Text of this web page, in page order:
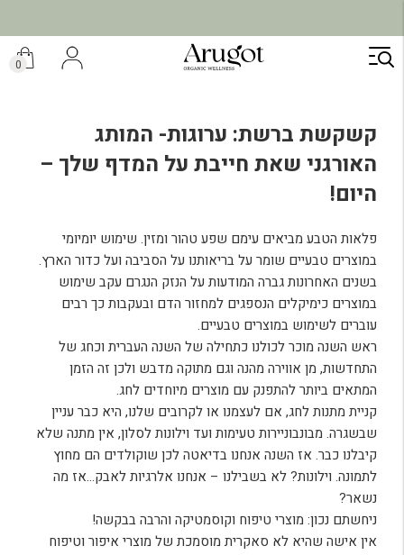
דילוג
לתוכן
0
קשקשת ברשת: ערוגות- המותג
האורגני שאת חייבת על המדף שלך –
היום!
פלאות הטבע מביאים עימם שפע טהור ומזין. שימוש יומיומי
במוצרים טבעיים שומר על בריאותנו על הסביבה ועל כדור הארץ.
בשנים האחרונות גברה המודעות על הנזק הנגרם עקב שימוש
במוצרים כימיקלים הנספגים למחזור הדם ובעקבות כך רבים
עוברים לשימוש במוצרים טבעיים.
ראש השנה מוכר לכולנו כתחילה של השנה העברית וכחג של
התחדשות, מן אווירה מהנה וגם מתוקה מדבש ולכן זה הזמן
המתאים ביותר להתפנק עם מוצרים מיוחדים לחג.
קניית מתנות לחג, אם לעצמנו או לקרובים שלנו, היא כבר עניין
שבשגרה. מבונבוניירות טעימות ועד וילונות לסלון, אין מתנה שלא
קיבלנו כבר. אז השנה אנחנו בדיאטה לכן שוקולדים הם מחוץ
לתמונה. וילונות? לא בשבילנו – אנחנו אלרגיות לאבק…אז מה
נשאר?
ניחשתם נכון: מוצרי טיפוח וקוסמטיקה והרבה בבקשה!
אין אישה שהיא לא סאקרית מוסמכת של מוצרי איפור וטיפוח